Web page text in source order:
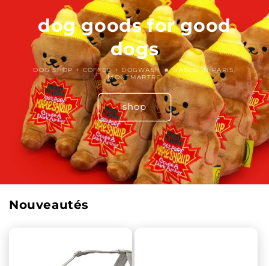
dog goods for good
dogs
DOG SHOP + COFFEE + DOGWASH ☻ BASED IN PARIS,
MONTMARTRE
shop
Nouveautés